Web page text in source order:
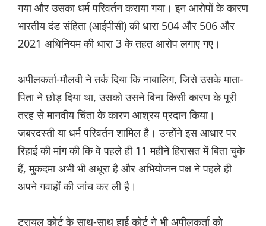
गया और उसका धर्म परिवर्तन कराया गया। इन आरोपों के कारण
भारतीय दंड संहिता (आईपीसी) की धारा 504 और 506 और
2021 अधिनियम की धारा 3 के तहत आरोप लगाए गए।
अपीलकर्ता-मौलवी ने तर्क दिया कि नाबालिग, जिसे उसके माता-
पिता ने छोड़ दिया था, उसको उसने बिना किसी कारण के पूरी
तरह से मानवीय चिंता के कारण आश्रय प्रदान किया।
जबरदस्ती या धर्म परिवर्तन शामिल है। उन्होंने इस आधार पर
रिहाई की मांग की कि वे पहले ही 11 महीने हिरासत में बिता चुके
हैं, मुकदमा अभी भी अधूरा है और अभियोजन पक्ष ने पहले ही
अपने गवाहों की जांच कर ली है।
ट्रायल कोर्ट के साथ-साथ हाई कोर्ट ने भी अपीलकर्ता को